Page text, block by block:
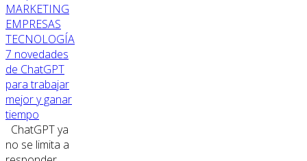
MARKETING
EMPRESAS
TECNOLOGÍA
7 novedades
de ChatGPT
para trabajar
mejor y ganar
tiempo
ChatGPT ya
no se limita a